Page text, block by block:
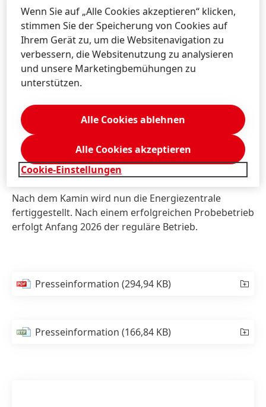
Julien Mounier, Vorstandsvorsitzender der
Stadtwerke Düsseldorf: „Ein Projekt dieser
Größenordnung braucht starke Partner aus
Wirtschaft und Politik. Unser besonderer Dank gilt
deshalb nicht nur Henkel, sondern auch der
Wirtschaftsministerium, das diesem Projekt die
entscheidende Förderung zur Verfügung stellt. Mit
dem neuen Kamin können wir künftig wertvolle
Energie nutzen, die sonst ungenutzt entweichen
würde.“
Nach dem Kamin wird nun die Energiezentrale
fertiggestellt. Nach einem erfolgreichen Probebetrieb
erfolgt Anfang 2026 der reguläre Betrieb.
Presseinformation(294,94 KB)
Presseinformation(166,84 KB)
Wenn Sie auf „Alle Cookies akzeptieren“ klicken,
stimmen Sie der Speicherung von Cookies auf
Ihrem Gerät zu, um die Websitenavigation zu
verbessern, die Websitenutzung zu analysieren
und unsere Marketingbemühungen zu
unterstützen.
Cookie-Einstellungen
Alle Cookies ablehnen
Alle Cookies akzeptieren